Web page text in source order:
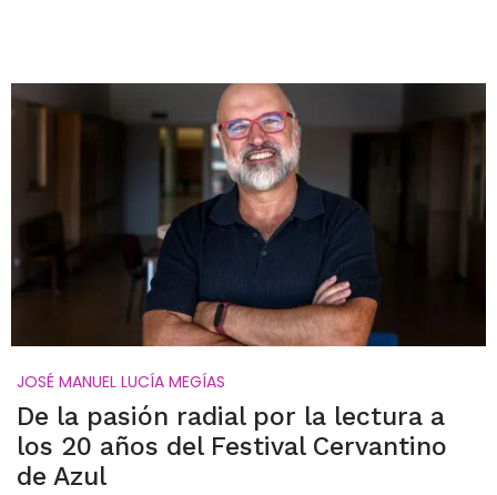
JOSÉ MANUEL LUCÍA MEGÍAS
De la pasión radial por la lectura a
los 20 años del Festival Cervantino
de Azul